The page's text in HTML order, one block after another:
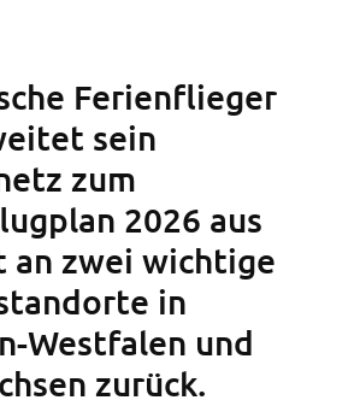
Ferienflieger
sein
zum
2026 aus
an zwei wichtige
in
Westfalen und
zurück.